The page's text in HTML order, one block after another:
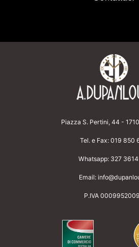
Piazza S. Pertini, 44 -
Tel. e Fax: 019 850
Whatsapp: 327
Email:
P.IVA